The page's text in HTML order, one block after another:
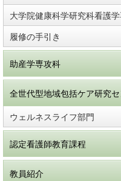
大学院健康科学研究科看護学
履修の手引き
助産学専攻科
全世代型地域包括ケア研究
ウェルネスライフ部門
認定看護師教育課程
教員紹介